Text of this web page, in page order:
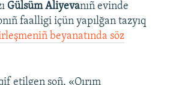
Gülsüm Aliyevanıñ evinde
faalligi içün yapılğan tazyıq
beyanatında söz
etilgen soñ, «Qırım